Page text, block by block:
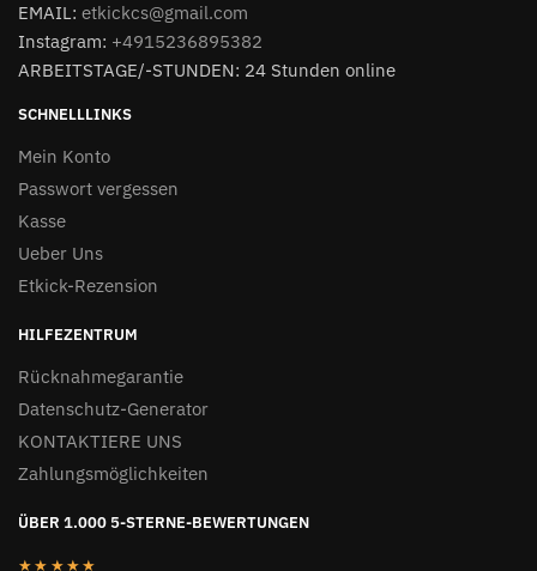
EMAIL: etkickcs@gmail.com
Instagram: +4915236895382
ARBEITSTAGE/-STUNDEN: 24 Stunden online
SCHNELLLINKS
Mein Konto
Passwort vergessen
Kasse
Ueber Uns
Etkick-Rezension
HILFEZENTRUM
Rücknahmegarantie
Datenschutz-Generator
KONTAKTIERE UNS
Zahlungsmöglichkeiten
ÜBER 1.000 5-STERNE-BEWERTUNGEN
★★★★★